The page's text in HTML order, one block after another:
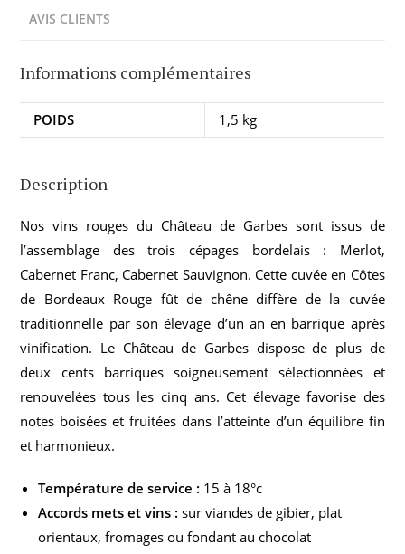
AVIS CLIENTS
Informations complémentaires
POIDS 1,5 kg
Description
Nos vins rouges du Château de Garbes sont issus de
l’assemblage des trois cépages bordelais : Merlot,
Cabernet Franc, Cabernet Sauvignon. Cette cuvée en Côtes
de Bordeaux Rouge fût de chêne diffère de la cuvée
traditionnelle par son élevage d’un an en barrique après
vinification. Le Château de Garbes dispose de plus de
deux cents barriques soigneusement sélectionnées et
renouvelées tous les cinq ans. Cet élevage favorise des
notes boisées et fruitées dans l’atteinte d’un équilibre fin
et harmonieux.
Température de service : 15 à 18°c
Accords mets et vins : sur viandes de gibier, plat
orientaux, fromages ou fondant au chocolat